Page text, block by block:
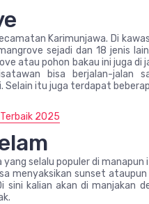
Karimunjawa. Di
sejadi dan 18 jenis
atau pohon bakau ini juga di
bisa berjalan-jalan
Selain itu juga terdapat
2025
selalu populer di
menyaksikan sunset
kalian akan di manjakan